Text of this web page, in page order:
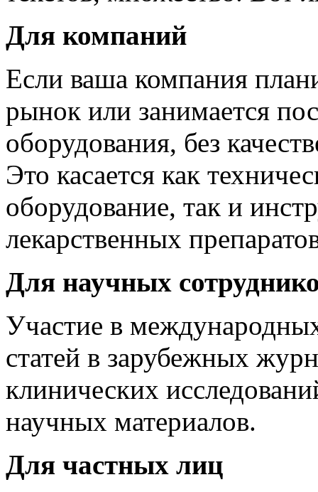
Для компаний
Если ваша компания
рынок или занимается
оборудования, без
Это касается как
оборудование, так и
лекарственных
Для научных
Участие в
статей в зарубежных
клинических
научных материалов.
Для частных лиц